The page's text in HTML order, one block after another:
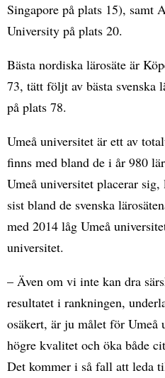
Singapore på plats 15), samt
University på plats 20.
Bästa nordiska lärosäte är
73, tätt följt av bästa svenska
på plats 78.
Umeå universitet är ett av
finns med bland de i år 980
Umeå universitet placerar
sist bland de svenska
med 2014 låg Umeå
universitet.
– Även om vi inte kan dra
resultatet i rankningen,
osäkert, är ju målet för Umeå
högre kvalitet och öka både
Det kommer i så fall att leda